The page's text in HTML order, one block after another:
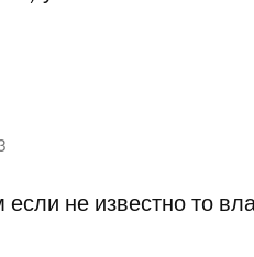
если не известно то